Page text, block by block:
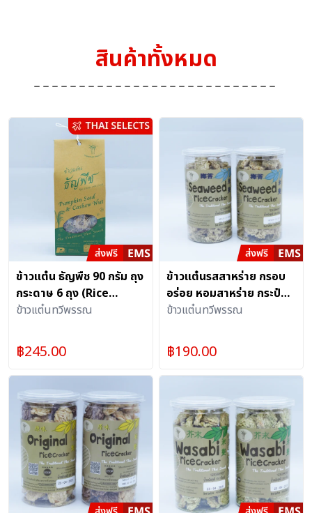
สินค้าทั้งหมด
ข้าวแต๋น ธัญพืช 90 กรัม ถุง
กระดาษ 6 ถุง (Rice
Cracker with Cereal 6
ข้าวแต๋นทวีพรรณ
฿245.00
ข้าวแต๋นรสสาหร่าย กรอบ
อร่อย หอมสาหร่าย กระป๋อง
พร้อมฝาดึง
ข้าวแต๋นทวีพรรณ
฿190.00